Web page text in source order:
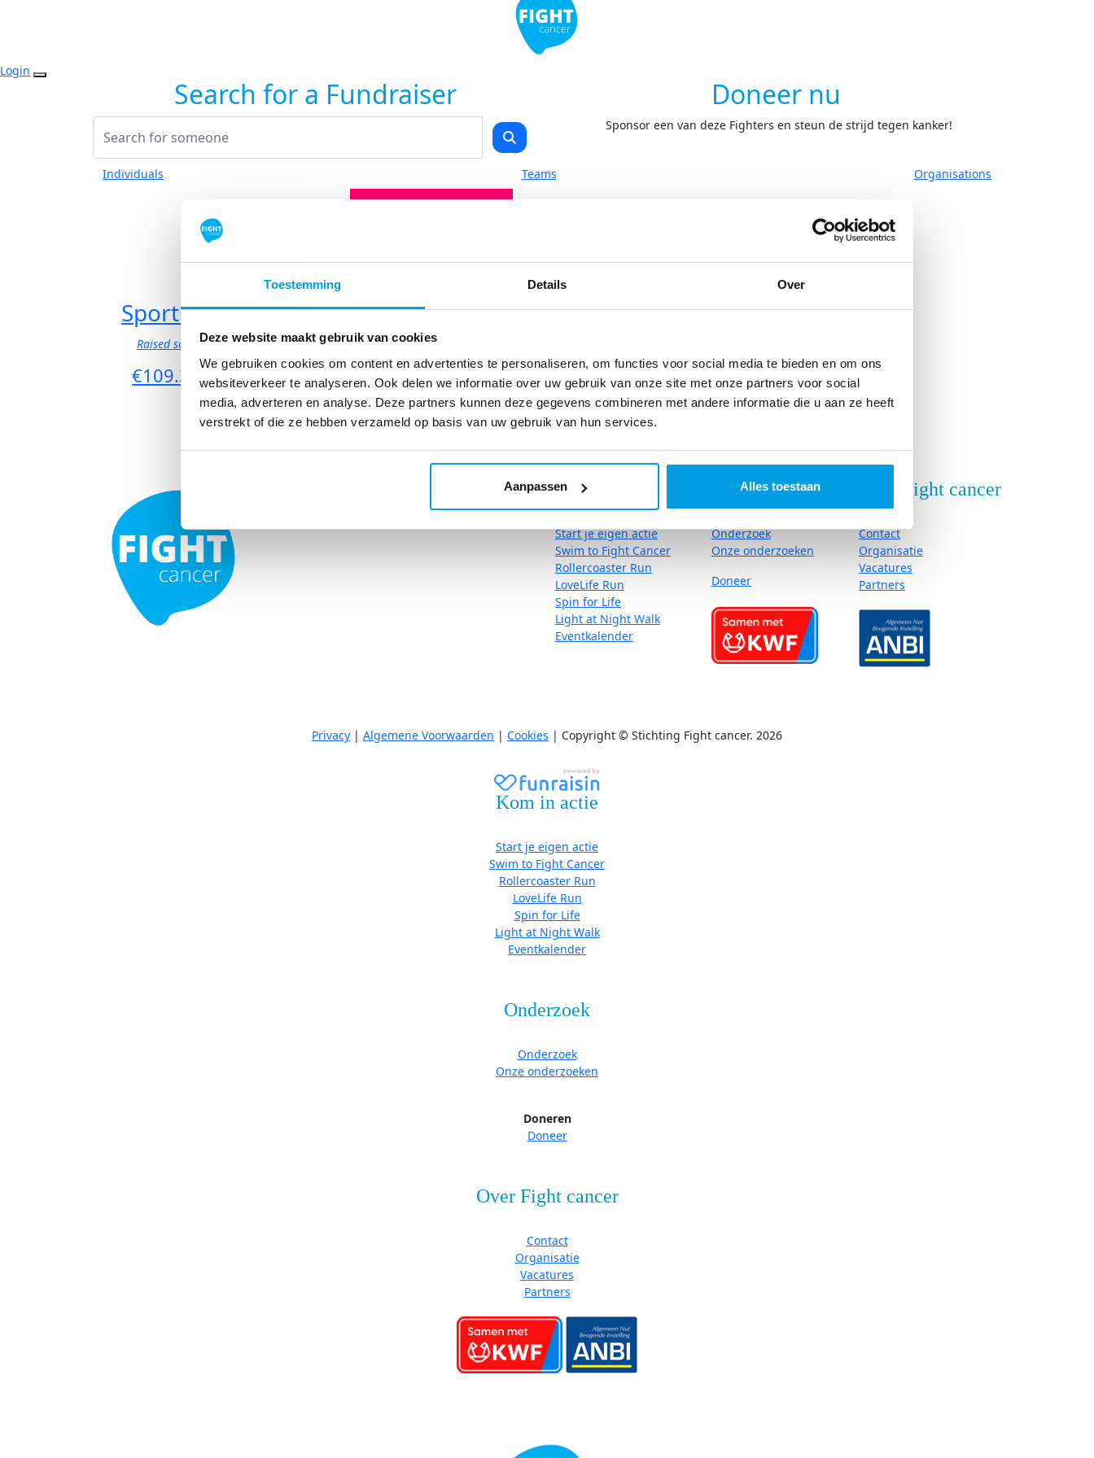
Toestemming Details Over
Deze website maakt gebruik van cookies
We gebruiken cookies om content en advertenties te personaliseren, om functies voor social media te bieden en om ons
websiteverkeer te analyseren. Ook delen we informatie over uw gebruik van onze site met onze partners voor social
media, adverteren en analyse. Deze partners kunnen deze gegevens combineren met andere informatie die u aan ze heeft
verstrekt of die ze hebben verzameld op basis van uw gebruik van hun services.
Aanpassen Alles toestaan
Login
Search for a Fundraiser Doneer nu
Sponsor een van deze Fighters en steun de strijd tegen kanker!
Individuals Teams Organisations
SportCity 2026
Raised so far:
€109.375 SLAM! 2026
Raised so far:
€22.679
Kom in actie
Start je eigen actie
Swim to Fight Cancer
Rollercoaster Run
LoveLife Run
Spin for Life
Light at Night Walk
Eventkalender
Onderzoek
Onderzoek
Onze onderzoeken
Doneer
Over Fight cancer
Contact
Organisatie
Vacatures
Partners
Privacy | Algemene Voorwaarden | Cookies | Copyright © Stichting Fight cancer. 2026
Kom in actie
Start je eigen actie
Swim to Fight Cancer
Rollercoaster Run
LoveLife Run
Spin for Life
Light at Night Walk
Eventkalender
Onderzoek
Onderzoek
Onze onderzoeken
Doneren
Doneer
Over Fight cancer
Contact
Organisatie
Vacatures
Partners